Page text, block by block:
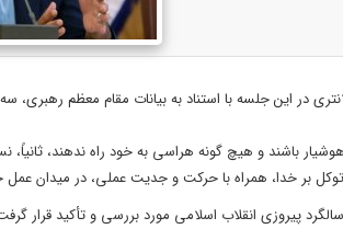
در این جلسه با استناد به بیانات مقام معظم رهبری،
باشند و هیچ گونه هراسی به خود راه ندهند، ثانیاً،
توکل بر خدا، همراه با حرکت و جدیت عملی، در میدان
پیروزی انقلاب اسلامی مورد بررسی و تأکید قرار